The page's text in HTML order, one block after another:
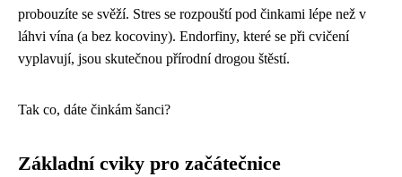
probouzíte se svěží. Stres se rozpouští pod činkami lépe než v
láhvi vína (a bez kocoviny). Endorfiny, které se při cvičení
vyplavují, jsou skutečnou přírodní drogou štěstí.
Tak co, dáte činkám šanci?
Základní cviky pro začátečnice